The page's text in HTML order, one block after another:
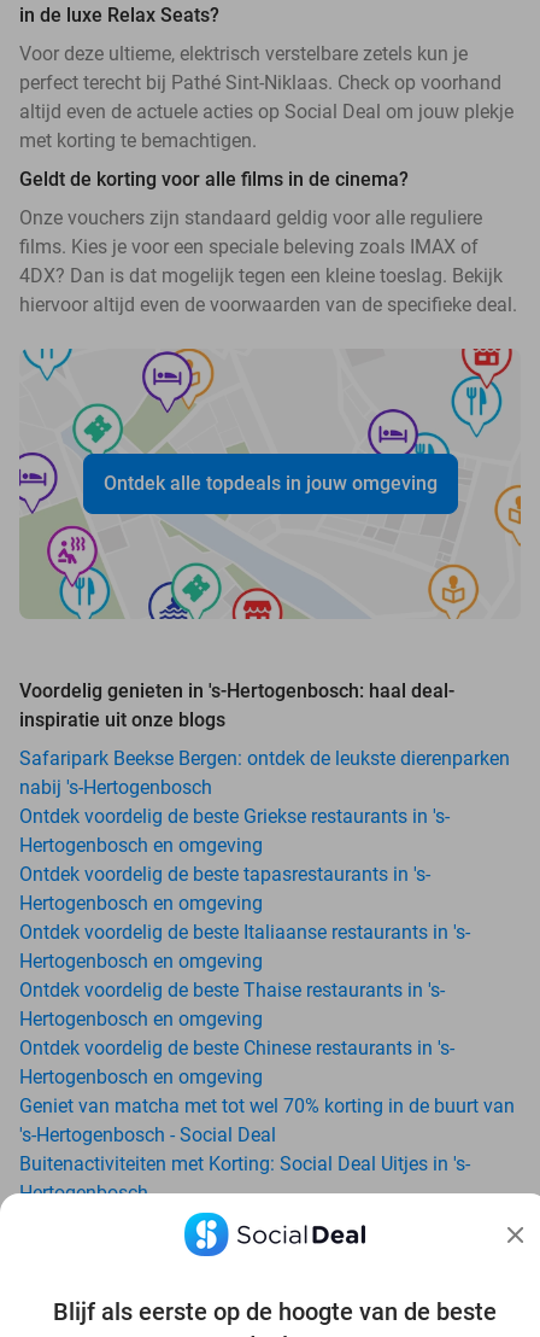
Blijf als eerste op de hoogte van de beste
in de luxe Relax Seats?
Voor deze ultieme, elektrisch verstelbare zetels kun je
perfect terecht bij Pathé Sint-Niklaas. Check op voorhand
altijd even de actuele acties op Social Deal om jouw plekje
met korting te bemachtigen.
Geldt de korting voor alle films in de cinema?
Onze vouchers zijn standaard geldig voor alle reguliere
films. Kies je voor een speciale beleving zoals IMAX of
4DX? Dan is dat mogelijk tegen een kleine toeslag. Bekijk
hiervoor altijd even de voorwaarden van de specifieke deal.
Ontdek alle topdeals in jouw omgeving
Voordelig genieten in 's-Hertogenbosch: haal deal-
inspiratie uit onze blogs
Safaripark Beekse Bergen: ontdek de leukste dierenparken
nabij 's-Hertogenbosch
Ontdek voordelig de beste Griekse restaurants in 's-
Hertogenbosch en omgeving
Ontdek voordelig de beste tapasrestaurants in 's-
Hertogenbosch en omgeving
Ontdek voordelig de beste Italiaanse restaurants in 's-
Hertogenbosch en omgeving
Ontdek voordelig de beste Thaise restaurants in 's-
Hertogenbosch en omgeving
Ontdek voordelig de beste Chinese restaurants in 's-
Hertogenbosch en omgeving
Geniet van matcha met tot wel 70% korting in de buurt van
's-Hertogenbosch - Social Deal
Buitenactiviteiten met Korting: Social Deal Uitjes in 's-
Hertogenbosch
Ga voordelig de padelbaan op met Social Deal in de buurt
van 's-Hertogenbosch
met Social Deal